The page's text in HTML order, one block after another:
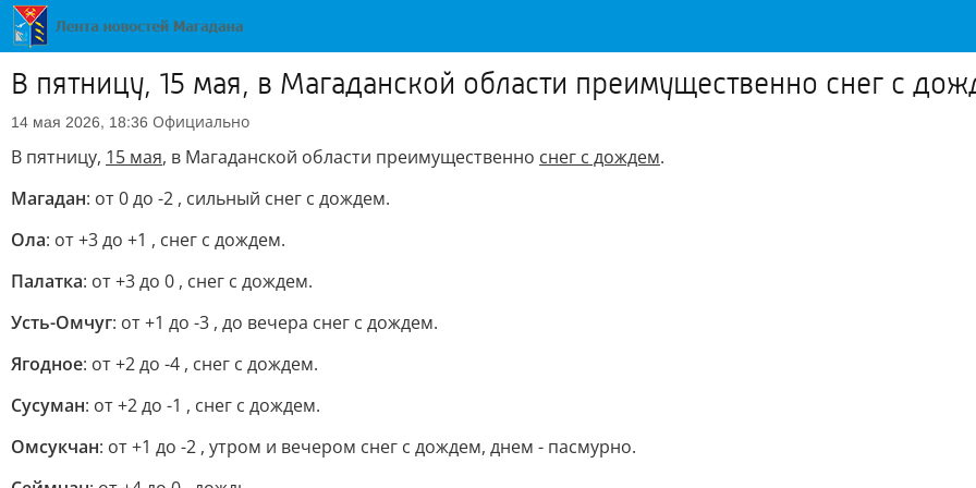
В пятницу, 15 мая, в Магаданской области преимущественно снег с
14 мая 2026, 18:36 Официально
В пятницу, 15 мая, в Магаданской области преимущественно снег с дождем.
Магадан: от 0 до -2 , сильный снег с дождем.
Ола: от +3 до +1 , снег с дождем.
Палатка: от +3 до 0 , снег с дождем.
Усть-Омчуг: от +1 до -3 , до вечера снег с дождем.
Ягодное: от +2 до -4 , снег с дождем.
Сусуман: от +2 до -1 , снег с дождем.
Омсукчан: от +1 до -2 , утром и вечером снег с дождем, днем - пасмурно.